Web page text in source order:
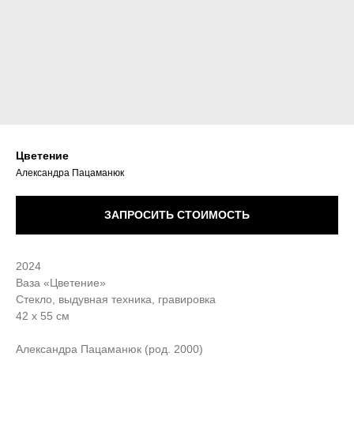
Цветение
Александра Пацаманюк
ЗАПРОСИТЬ СТОИМОСТЬ
2024
Ваза «Цветение»
Стекло, выдувная техника, гравировка
42 х 55 см
Александра Пацаманюк (род. 2000)